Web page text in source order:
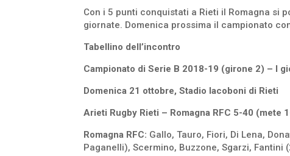
Con i 5 punti conquistati a Rieti il Romagna si
giornate. Domenica prossima il campionato
Tabellino dell’incontro
Campionato di Serie B 2018-19 (girone 2) – I
Domenica 21 ottobre, Stadio Iacoboni di Rieti
Arieti Rugby Rieti – Romagna RFC 5-40
Romagna RFC: Gallo, Tauro, Fiori, Di Lena,
Paganelli), Scermino, Buzzone, Sgarzi, Fantini